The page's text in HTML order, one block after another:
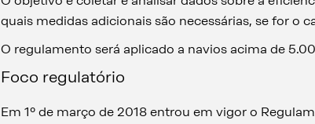
quais medidas adicionais são necessárias, se for o
O regulamento será aplicado a navios acima de
Foco regulatório
Em 1º de março de 2018 entrou em vigor o